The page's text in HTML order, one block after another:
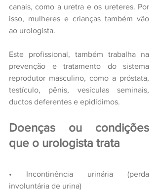
canais, como a uretra e os ureteres. Por
isso, mulheres e crianças também vão
ao urologista.
Este profissional, também trabalha na
prevenção e tratamento do sistema
reprodutor masculino, como a próstata,
testículo, pênis, vesículas seminais,
ductos deferentes e epidídimos.
Doenças ou condições
que o urologista trata
•
Incontinência urinária (perda
involuntária de urina)